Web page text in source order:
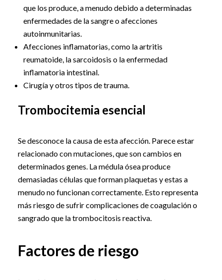
que los produce, a menudo debido a determinadas
enfermedades de la sangre o afecciones
autoinmunitarias.
Afecciones inflamatorias, como la artritis
reumatoide, la sarcoidosis o la enfermedad
inflamatoria intestinal.
Cirugía y otros tipos de trauma.
Trombocitemia esencial
Se desconoce la causa de esta afección. Parece estar
relacionado con mutaciones, que son cambios en
determinados genes. La médula ósea produce
demasiadas células que forman plaquetas y estas a
menudo no funcionan correctamente. Esto representa
más riesgo de sufrir complicaciones de coagulación o
sangrado que la trombocitosis reactiva.
Factores de riesgo